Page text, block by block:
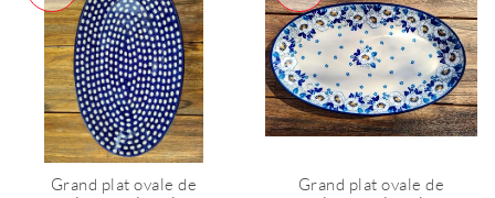
Grand plat ovale de
Grand plat ovale de